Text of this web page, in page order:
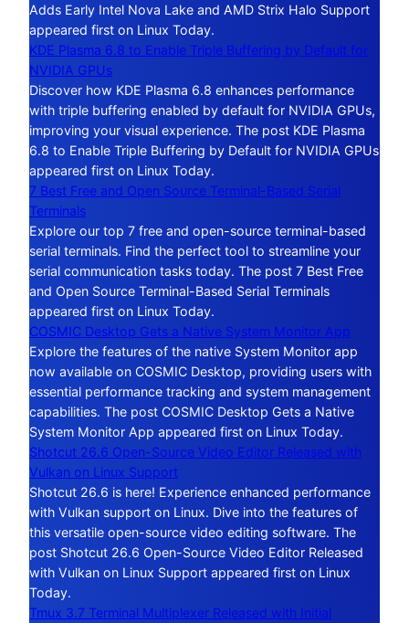
Adds Early Intel Nova Lake and AMD Strix Halo Support
appeared first on Linux Today.
KDE Plasma 6.8 to Enable Triple Buffering by Default for
NVIDIA GPUs
Discover how KDE Plasma 6.8 enhances performance
with triple buffering enabled by default for NVIDIA GPUs,
improving your visual experience. The post KDE Plasma
6.8 to Enable Triple Buffering by Default for NVIDIA GPUs
appeared first on Linux Today.
7 Best Free and Open Source Terminal-Based Serial
Terminals
Explore our top 7 free and open-source terminal-based
serial terminals. Find the perfect tool to streamline your
serial communication tasks today. The post 7 Best Free
and Open Source Terminal-Based Serial Terminals
appeared first on Linux Today.
COSMIC Desktop Gets a Native System Monitor App
Explore the features of the native System Monitor app
now available on COSMIC Desktop, providing users with
essential performance tracking and system management
capabilities. The post COSMIC Desktop Gets a Native
System Monitor App appeared first on Linux Today.
Shotcut 26.6 Open-Source Video Editor Released with
Vulkan on Linux Support
Shotcut 26.6 is here! Experience enhanced performance
with Vulkan support on Linux. Dive into the features of
this versatile open-source video editing software. The
post Shotcut 26.6 Open-Source Video Editor Released
with Vulkan on Linux Support appeared first on Linux
Today.
Tmux 3.7 Terminal Multiplexer Released with Initial